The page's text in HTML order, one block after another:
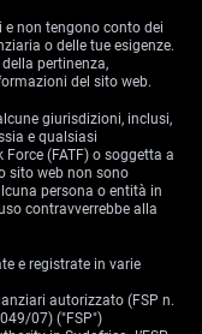
non tengono conto dei
o delle tue esigenze.
pertinenza,
del sito web.
giurisdizioni, inclusi,
e qualsiasi
(FATF) o soggetta a
sito web non sono
persona o entità in
contravverrebbe alla
e registrate in varie
autorizzato (FSP n.
07) ("FSP")